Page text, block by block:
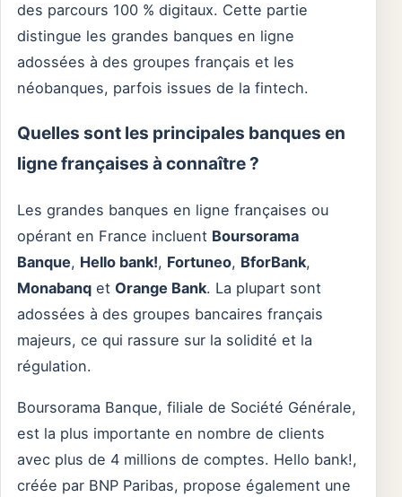
des parcours 100 % digitaux. Cette partie
distingue les grandes banques en ligne
adossées à des groupes français et les
néobanques, parfois issues de la fintech.
Quelles sont les principales banques en
ligne françaises à connaître ?
Les grandes banques en ligne françaises ou
opérant en France incluent Boursorama
Banque, Hello bank!, Fortuneo, BforBank,
Monabanq et Orange Bank. La plupart sont
adossées à des groupes bancaires français
majeurs, ce qui rassure sur la solidité et la
régulation.
Boursorama Banque, filiale de Société Générale,
est la plus importante en nombre de clients
avec plus de 4 millions de comptes. Hello bank!,
créée par BNP Paribas, propose également une